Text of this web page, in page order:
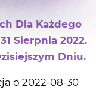
Dla Każdego
Sierpnia 2022.
Dniu.
o 2022-08-30